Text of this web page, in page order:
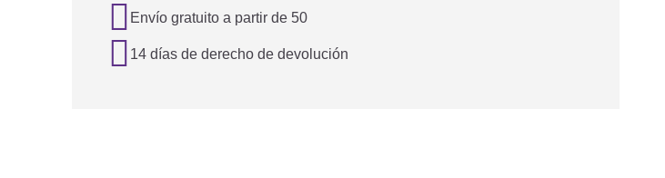
 Envío gratuito a partir de 50
 14 días de derecho de devolución